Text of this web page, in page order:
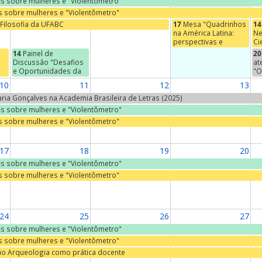
sobre mulheres e "Violentômetro"
da UFABC 17 Mesa "Quadrinhos
na América Latina:
perspectivas e
abordagens"
14
14 Painel de
Discussão "Desafios
e Oportunidades da
Destinação Adequada
de Resíduos Sólidos"
20
10 11 12 13
Gonçalves na Academia Brasileira de Letras (2025)
sobre mulheres e "Violentômetro"
sobre mulheres e "Violentômetro"
17 18 19 20
sobre mulheres e "Violentômetro"
sobre mulheres e "Violentômetro"
24 25 26 27
sobre mulheres e "Violentômetro"
sobre mulheres e "Violentômetro"
Arqueologia como prática docente